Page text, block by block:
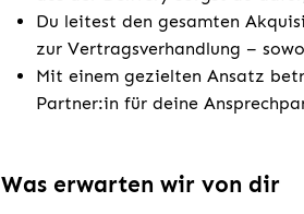
Du leitest den gesamten
zur Vertragsverhandlung –
Mit einem gezielten Ansatz
Partner:in für deine
Was erwarten wir von dir